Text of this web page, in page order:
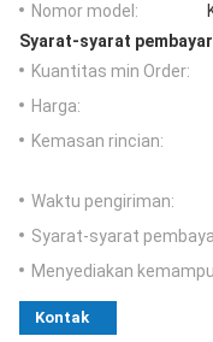
Nomor model:
Syarat-syarat
Kuantitas min Order:
Harga:
Kemasan rincian:
Waktu pengiriman:
Syarat-syarat
Menyediakan
Kontak